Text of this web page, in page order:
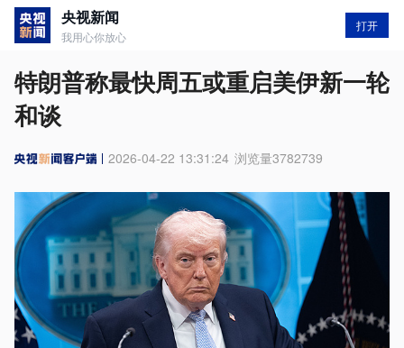
央视新闻
我用心你放心
打开
特朗普称最快周五或重启美伊新一轮
和谈
2026-04-22 13:31:24 浏览量3782739